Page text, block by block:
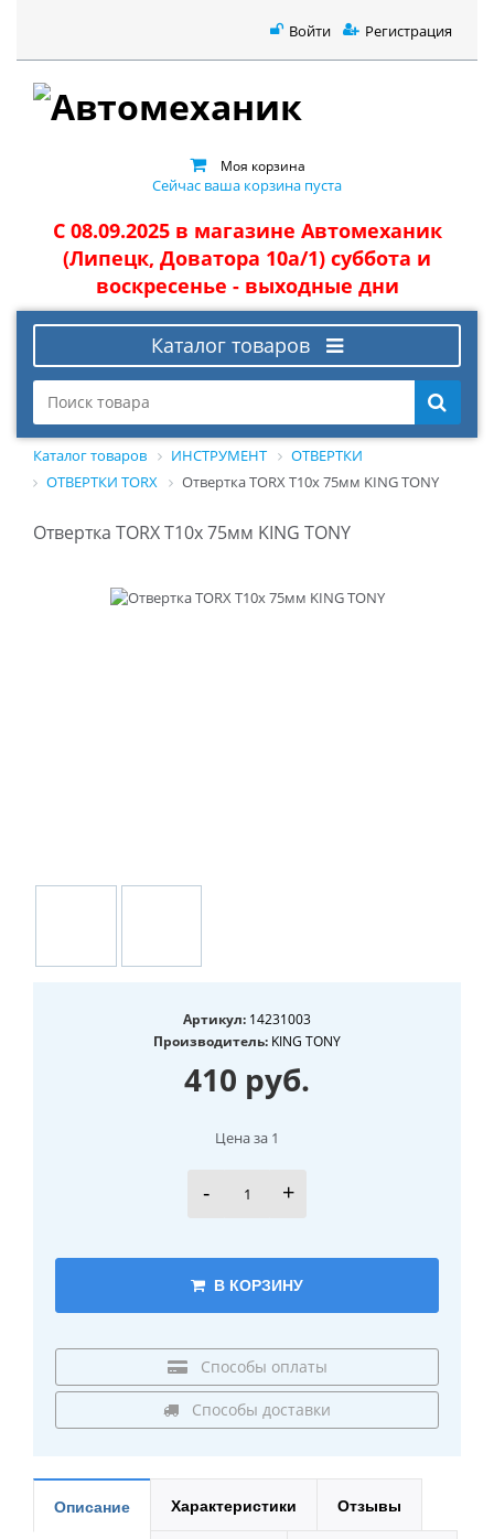
Войти Регистрация
Моя корзина
Сейчас ваша корзина пуста
С 08.09.2025 в магазине Автомеханик
(Липецк, Доватора 10а/1) суббота и
воскресенье - выходные дни
Каталог товаров
Каталог товаров ИНСТРУМЕНТ
ОТВЕРТКИ
ОТВЕРТКИ TORX
Отвертка TORX T10х 75мм KING TONY
Отвертка TORX T10х 75мм KING TONY
Артикул: 14231003
Производитель: KING TONY
410 руб.
Цена за 1
- +
В КОРЗИНУ
Способы оплаты
Способы доставки
Описание Характеристики Отзывы